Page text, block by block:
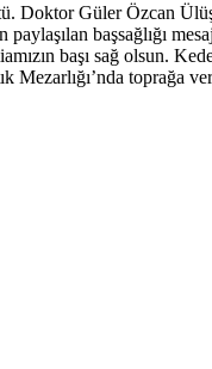
Doktor Güler Özcan
başsağlığı
başı sağ olsun.
Mezarlığı’nda toprağa